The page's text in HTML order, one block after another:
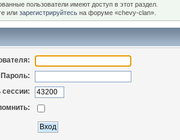
пользователи имеют доступ в этот раздел.
илизарегистрируйтесь на форуме «chevy-clan».
Пароль:
сессии: